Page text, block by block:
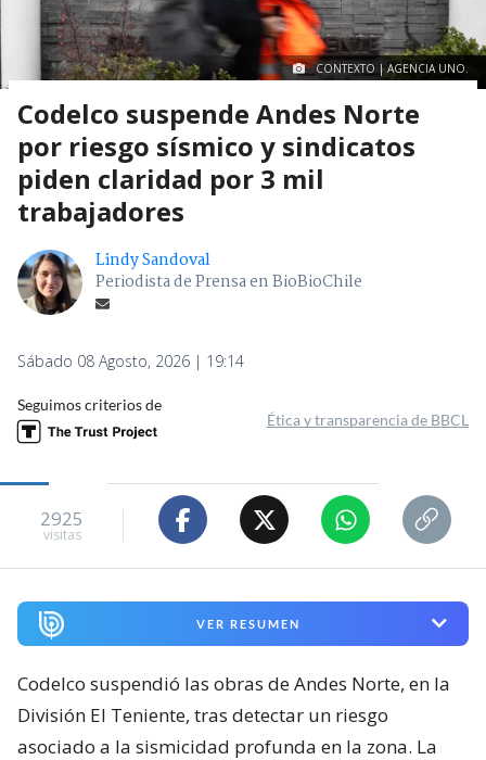
CONTEXTO | AGENCIA UNO.
Codelco suspende Andes Norte
por riesgo sísmico y sindicatos
piden claridad por 3 mil
trabajadores
Lindy Sandoval
Periodista de Prensa en BioBioChile
Sábado 08 Agosto, 2026 | 19:14
Seguimos criterios de
Ética y transparencia de BBCL
2925
visitas
VER RESUMEN
Codelco suspendió las obras de Andes Norte, en la
División El Teniente, tras detectar un riesgo
asociado a la sismicidad profunda en la zona. La